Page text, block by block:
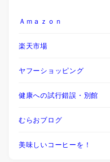
Ａｍａｚｏｎ
楽天市場
ヤフーショッピング
健康への試行錯誤・別館
むらおブログ
美味しいコーヒーを！